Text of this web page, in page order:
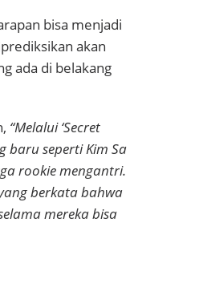
bisa menjadi
akan
ada di belakang
“Melalui ‘Secret
baru seperti Kim Sa
rookie mengantri.
berkata bahwa
mereka bisa